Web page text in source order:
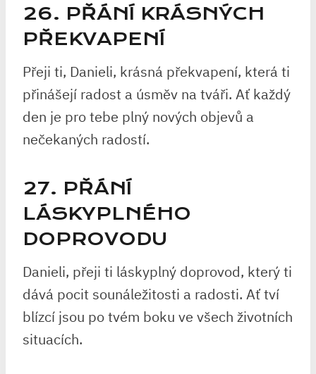
26. PŘÁNÍ KRÁSNÝCH
PŘEKVAPENÍ
Přeji ti, Danieli, krásná překvapení, která ti
přinášejí radost a úsměv na tváři. Ať každý
den je pro tebe plný nových objevů a
nečekaných radostí.
27. PŘÁNÍ
LÁSKYPLNÉHO
DOPROVODU
Danieli, přeji ti láskyplný doprovod, který ti
dává pocit sounáležitosti a radosti. Ať tví
blízcí jsou po tvém boku ve všech životních
situacích.